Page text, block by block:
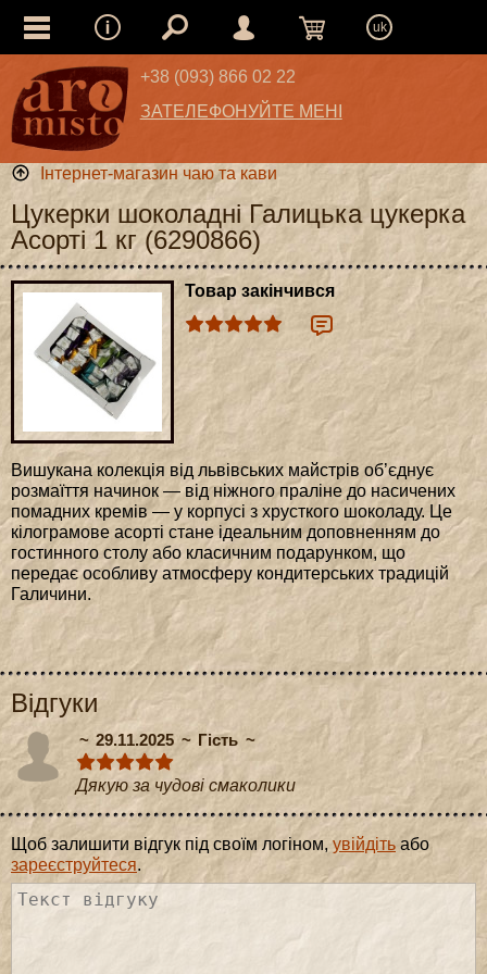
uk
+38 (093) 866 02 22
ЗАТЕЛЕФОНУЙТЕ МЕНІ
Інтернет-магазин чаю та кави
Цукерки шоколадні Галицька цукерка
Асорті 1 кг (6290866)
Товар закінчився
Вишукана колекція від львівських майстрів об’єднує
розмаїття начинок — від ніжного праліне до насичених
помадних кремів — у корпусі з хрусткого шоколаду. Це
кілограмове асорті стане ідеальним доповненням до
гостинного столу або класичним подарунком, що
передає особливу атмосферу кондитерських традицій
Галичини.
Відгуки
29.11.2025 Гість
Дякую за чудові смаколики
Щоб залишити відгук під своїм логіном, увійдіть або
зареєструйтеся.